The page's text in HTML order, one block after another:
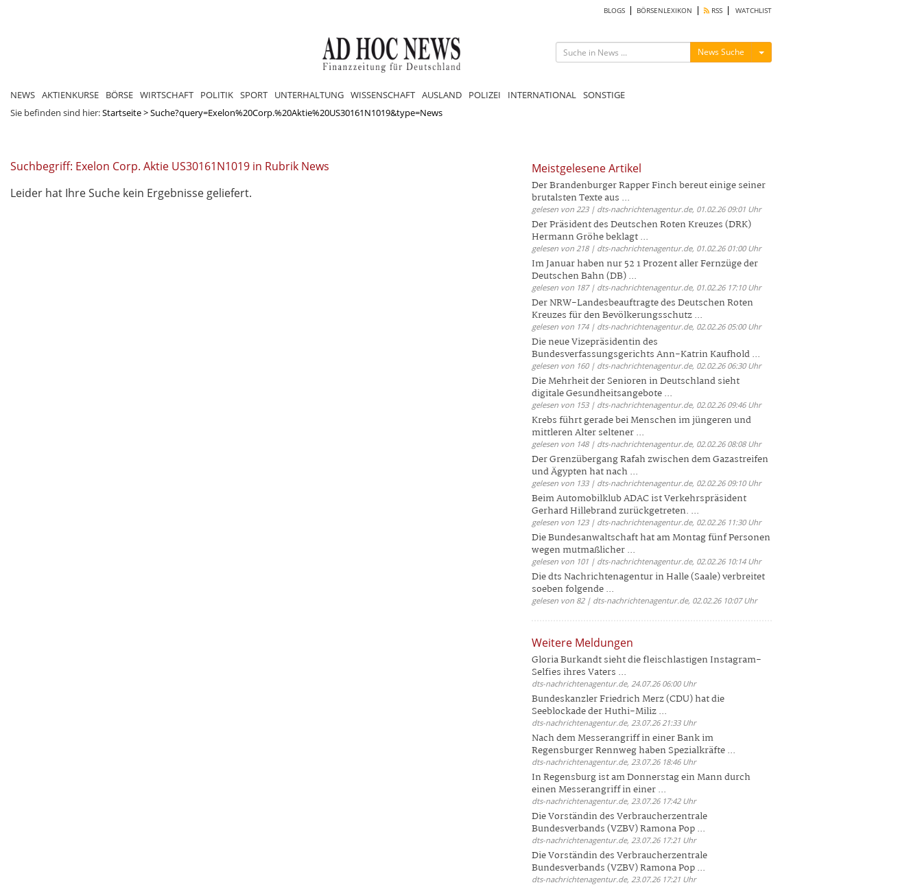
BLOGS BÖRSENLEXIKON RSS WATCHLIST
News Suche Menü ein-/ausblenden
NEWS AKTIENKURSE BÖRSE WIRTSCHAFT POLITIK SPORT UNTERHALTUNG WISSENSCHAFT AUSLAND POLIZEI INTERNATIONAL SONSTIGE
Sie befinden sind hier:Startseite>Suche?query=Exelon%20Corp.%20Aktie%20US30161N1019&type=News
Suchbegriff: Exelon Corp. Aktie US30161N1019 in Rubrik News
Leider hat Ihre Suche kein Ergebnisse geliefert.
Meistgelesene Artikel
Der Brandenburger Rapper Finch bereut einige seiner
brutalsten Texte aus ...
gelesen von 223 | dts-nachrichtenagentur.de, 01.02.26 09:01 Uhr
Der Präsident des Deutschen Roten Kreuzes (DRK)
Hermann Gröhe beklagt ...
gelesen von 218 | dts-nachrichtenagentur.de, 01.02.26 01:00 Uhr
Im Januar haben nur 52 1 Prozent aller Fernzüge der
Deutschen Bahn (DB) ...
gelesen von 187 | dts-nachrichtenagentur.de, 01.02.26 17:10 Uhr
Der NRW-Landesbeauftragte des Deutschen Roten
Kreuzes für den Bevölkerungsschutz ...
gelesen von 174 | dts-nachrichtenagentur.de, 02.02.26 05:00 Uhr
Die neue Vizepräsidentin des
Bundesverfassungsgerichts Ann-Katrin Kaufhold ...
gelesen von 160 | dts-nachrichtenagentur.de, 02.02.26 06:30 Uhr
Die Mehrheit der Senioren in Deutschland sieht
digitale Gesundheitsangebote ...
gelesen von 153 | dts-nachrichtenagentur.de, 02.02.26 09:46 Uhr
Krebs führt gerade bei Menschen im jüngeren und
mittleren Alter seltener ...
gelesen von 148 | dts-nachrichtenagentur.de, 02.02.26 08:08 Uhr
Der Grenzübergang Rafah zwischen dem Gazastreifen
und Ägypten hat nach ...
gelesen von 133 | dts-nachrichtenagentur.de, 02.02.26 09:10 Uhr
Beim Automobilklub ADAC ist Verkehrspräsident
Gerhard Hillebrand zurückgetreten. ...
gelesen von 123 | dts-nachrichtenagentur.de, 02.02.26 11:30 Uhr
Die Bundesanwaltschaft hat am Montag fünf Personen
wegen mutmaßlicher ...
gelesen von 101 | dts-nachrichtenagentur.de, 02.02.26 10:14 Uhr
Die dts Nachrichtenagentur in Halle (Saale) verbreitet
soeben folgende ...
gelesen von 82 | dts-nachrichtenagentur.de, 02.02.26 10:07 Uhr
Weitere Meldungen
Gloria Burkandt sieht die fleischlastigen Instagram-
Selfies ihres Vaters ...
dts-nachrichtenagentur.de, 24.07.26 06:00 Uhr
Bundeskanzler Friedrich Merz (CDU) hat die
Seeblockade der Huthi-Miliz ...
dts-nachrichtenagentur.de, 23.07.26 21:33 Uhr
Nach dem Messerangriff in einer Bank im
Regensburger Rennweg haben Spezialkräfte ...
dts-nachrichtenagentur.de, 23.07.26 18:46 Uhr
In Regensburg ist am Donnerstag ein Mann durch
einen Messerangriff in einer ...
dts-nachrichtenagentur.de, 23.07.26 17:42 Uhr
Die Vorständin des Verbraucherzentrale
Bundesverbands (VZBV) Ramona Pop ...
dts-nachrichtenagentur.de, 23.07.26 17:21 Uhr
Die Vorständin des Verbraucherzentrale
Bundesverbands (VZBV) Ramona Pop ...
dts-nachrichtenagentur.de, 23.07.26 17:21 Uhr